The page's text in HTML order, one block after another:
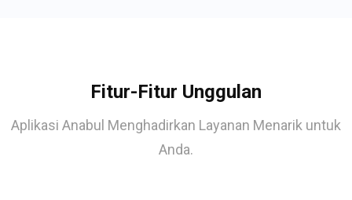
Fitur-Fitur Unggulan
Aplikasi Anabul Menghadirkan Layanan Menarik untuk
Anda.